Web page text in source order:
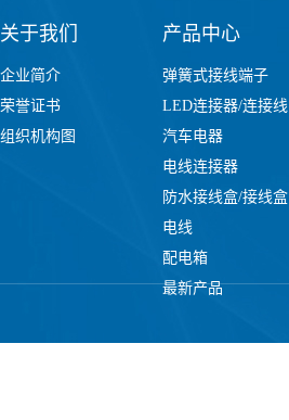
关于我们
企业简介
荣誉证书
组织机构图
产品中心
弹簧式接线端子
LED连接器/连接线
汽车电器
电线连接器
防水接线盒/接线盒
电线
配电箱
最新产品